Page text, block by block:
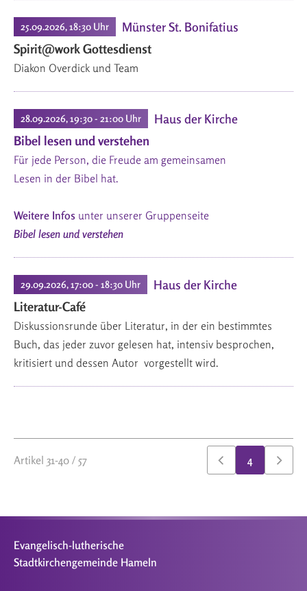
25.09.2026, 18:30 Uhr
Münster St. Bonifatius
Spirit@work Gottesdienst
Diakon Overdick und Team
28.09.2026, 19:30 - 21:00 Uhr
Haus der Kirche
Bibel lesen und verstehen
Für jede Person, die Freude am gemeinsamen
Lesen in der Bibel hat.
Weitere Infos unter unserer Gruppenseite
Bibel lesen und verstehen
29.09.2026, 17:00 - 18:30 Uhr
Haus der Kirche
Literatur-Café
Diskussionsrunde über Literatur, in der ein bestimmtes
Buch, das jeder zuvor gelesen hat, intensiv besprochen,
kritisiert und dessen Autor vorgestellt wird.
4
Artikel 31-40 / 57
Evangelisch-lutherische
Stadtkirchengemeinde Hameln